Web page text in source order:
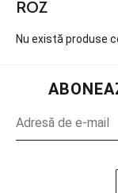
ROZ
Nu există produse